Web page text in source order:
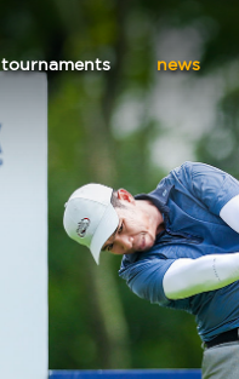
tournaments news